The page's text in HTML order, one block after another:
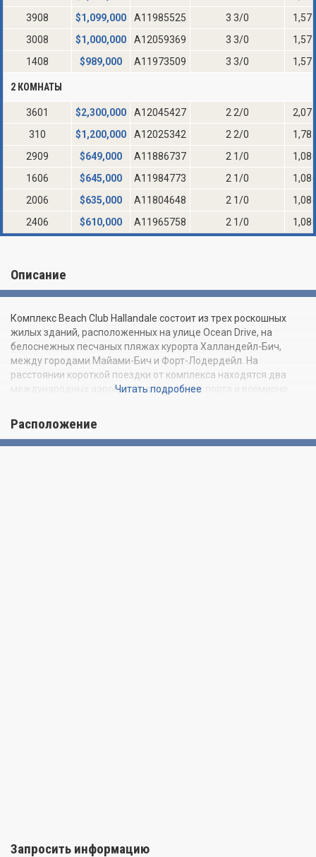
3908
$1,099,000 A11985525 3 3/0
3008
$1,000,000 A12059369 3 3/0
1408
$989,000 A11973509 3 3/0
2 КОМНАТЫ
3601 $2,300,000 A12045427 2 2/0
310
$1,200,000 A12025342 2 2/0
2909
$649,000 A11886737 2 1/0
1606
$645,000 A11984773 2 1/0
2006
$635,000 A11804648 2 1/0
2406
$610,000 A11965758 2 1/0
Описание
Комплекс Beach Club Hallandale состоит из трех роскошных
жилых зданий, расположенных на улице Ocean Drive, на
белоснежных песчаных пляжах курорта Халландейл-Бич,
между городами Майами-Бич и Форт-Лодердейл. На
расстоянии короткой поездки от комплекса находятся два
международных аэропорта, два морских порта и всемирно
доступности от Beach Club Hallandale вы найдете множество
первоклассных магазинов, кафе и ресторанов. Почитатели
гольфа будут рады узнать, что всего в 5 минутах езды
суперсовременной бытовой техникой, ванными с джакузи,
Читать подробнее
Расположение
Запросить информацию